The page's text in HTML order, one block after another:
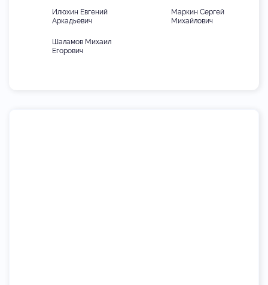
Илюхин Евгений
Аркадьевич
Маркин Сергей
Михайлович
Шаламов Михаил
Егорович